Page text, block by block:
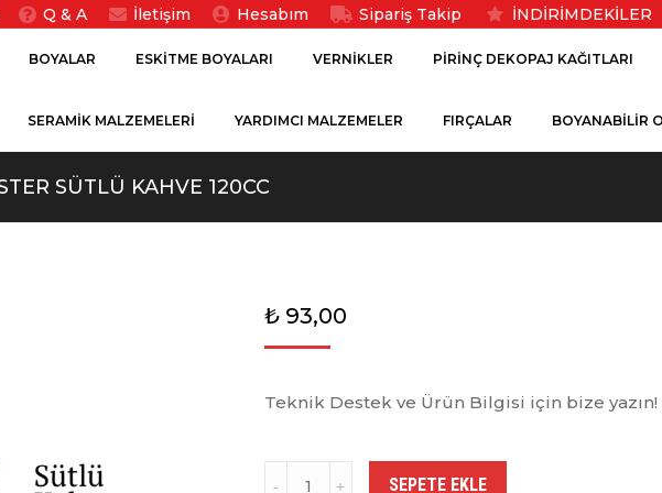
Q & A İletişim Hesabım Sipariş Takip İNDİRİMDEKİLER
BOYALAR ESKITME BOYALARI VERNIKLER PIRINÇ DEKOPAJ KAĞITLARI
SERAMİK MALZEMELERİ YARDIMCI MALZEMELER FIRÇALAR BOYANABILIR
SÜTLÜ KAHVE 120CC
₺93,00
Teknik Destek ve Ürün Bilgisi için bize yazın!
SEPETE EKLE